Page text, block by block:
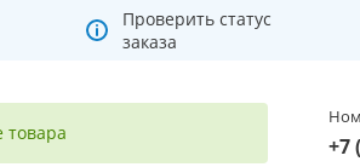
Проверить статус
заказа
+7